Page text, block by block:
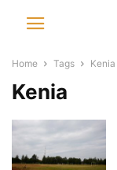
Home Tags Kenia
Kenia